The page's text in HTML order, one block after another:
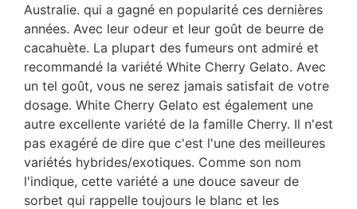
Australie. qui a gagné en popularité ces dernières
années. Avec leur odeur et leur goût de beurre de
cacahuète. La plupart des fumeurs ont admiré et
recommandé la variété White Cherry Gelato. Avec
un tel goût, vous ne serez jamais satisfait de votre
dosage. White Cherry Gelato est également une
autre excellente variété de la famille Cherry. Il n'est
pas exagéré de dire que c'est l'une des meilleures
variétés hybrides/exotiques. Comme son nom
l'indique, cette variété a une douce saveur de
sorbet qui rappelle toujours le blanc et les